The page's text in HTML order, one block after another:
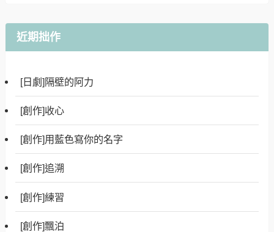
近期拙作
[日劇]隔壁的阿力
[創作]收心
[創作]用藍色寫你的名字
[創作]追溯
[創作]練習
[創作]飄泊